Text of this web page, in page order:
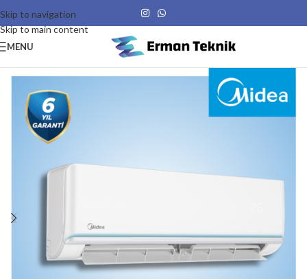
Skip to navigation
Skip to main content
MENU